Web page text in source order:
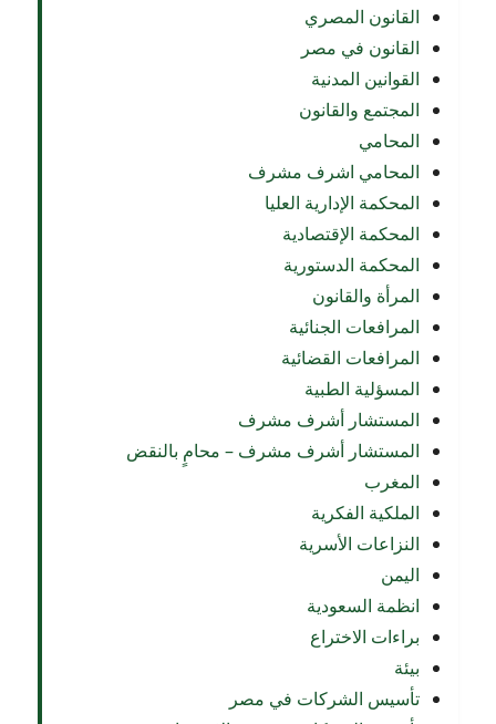
القانون المصري
القانون في مصر
القوانين المدنية
المجتمع والقانون
المحامي
المحامي اشرف مشرف
المحكمة الإدارية العليا
المحكمة الإقتصادية
المحكمة الدستورية
المرأة والقانون
المرافعات الجنائية
المرافعات القضائية
المسؤلية الطبية
المستشار أشرف مشرف
المستشار أشرف مشرف – محامٍ بالنقض
المغرب
الملكية الفكرية
النزاعات الأسرية
اليمن
انظمة السعودية
براءات الاختراع
بيئة
تأسيس الشركات في مصر